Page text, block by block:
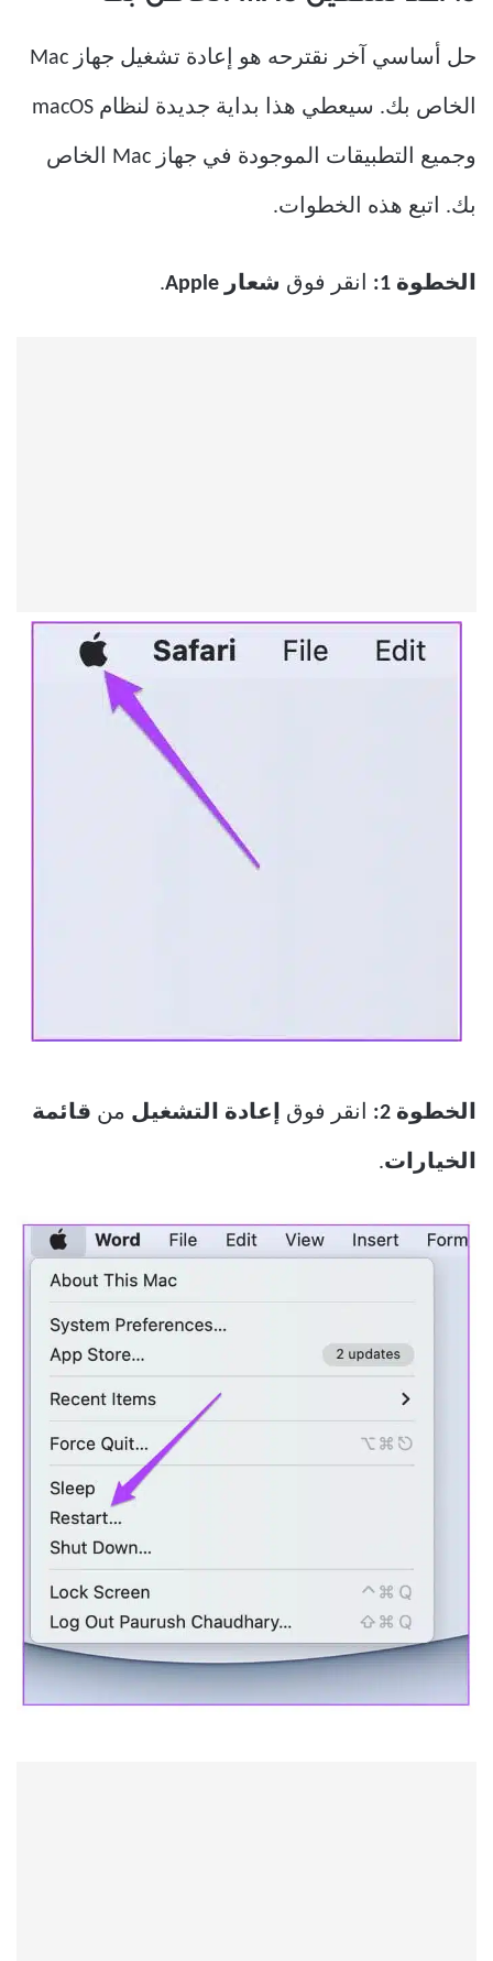
حل أساسي آخر نقترحه هو إعادة تشغيل جهاز Mac
الخاص بك. سيعطي هذا بداية جديدة لنظام macOS
وجميع التطبيقات الموجودة في جهاز Mac الخاص
بك. اتبع هذه الخطوات.
الخطوة 1: انقر فوق شعار Apple .
الخطوة 2: انقر فوق إعادة التشغيل من قائمة
الخيارات.